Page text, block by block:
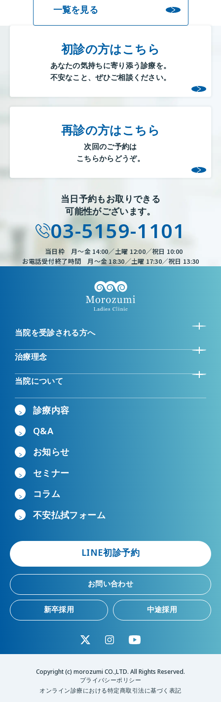
一覧を見る
初診の方はこちら
あなたの気持ちに寄り添う診療を。
不安なこと、ぜひご相談ください。
再診の方はこちら
次回のご予約は
こちらからどうぞ。
当日予約もお取りできる
可能性がございます。
03-5159-1101
当日枠 月～金 14:00／土曜 12:00／祝日 10:00
お電話受付終了時間 月～金 18:30／土曜 17:30／祝日 13:30
当院を受診される方へ
治療理念
当院について
診療内容
Q&A
お知らせ
セミナー
コラム
不安払拭フォーム
LINE初診予約
お問い合わせ
新卒採用 中途採用
Copyright (c) morozumi CO.,LTD. All Rights Reserved.
プライバシーポリシー
オンライン診療における特定商取引法に基づく表記